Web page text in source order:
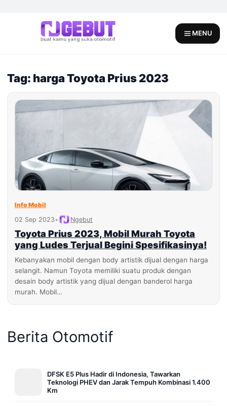
MENU
Tag: harga Toyota Prius 2023
Info Mobil
02 Sep 2023• Ngebut
Toyota Prius 2023, Mobil Murah Toyota
yang Ludes Terjual Begini Spesifikasinya!
Kebanyakan mobil dengan body artistik dijual dengan harga
selangit. Namun Toyota memiliki suatu produk dengan
desain body artistik yang dijual dengan banderol harga
murah. Mobil…
Berita Otomotif
DFSK E5 Plus Hadir di Indonesia, Tawarkan
Teknologi PHEV dan Jarak Tempuh Kombinasi 1.400
Km